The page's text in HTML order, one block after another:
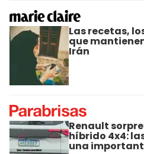
Las recetas,
que
Irán
Renault
híbrido 4x4:
una